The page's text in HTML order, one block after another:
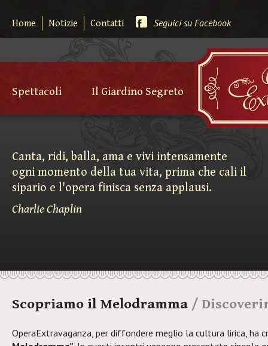
Home Notizie Contatti Seguici su Facebook
Spettacoli Il Giardino Segreto
Canta, ridi, balla, ama e vivi intensamente
ogni momento della tua vita, prima che cali il
sipario e l'opera finisca senza applausi.
Charlie Chaplin
Scopriamo il Melodramma /
OperaExtravaganza, per diffondere meglio la cultura lirica, ha